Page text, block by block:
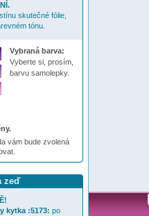
skutečné fólie,
tónu.
Vybraná barva:
Vyberte si, prosím,
barvu samolepky.
vám bude zvolená
zeď
kytka :5173: po